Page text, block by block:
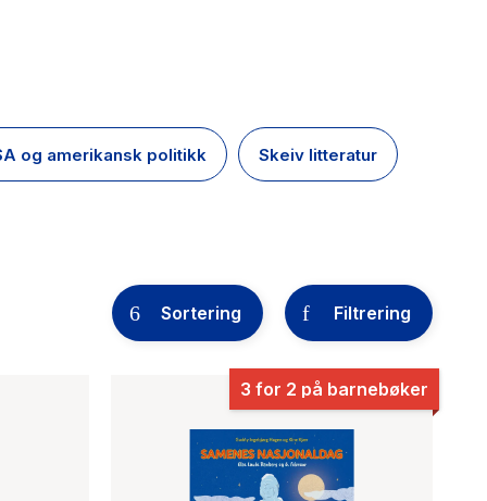
og amerikansk politikk Skeiv litteratur
Filtrering
Sortering
3 for 2 på barnebøker